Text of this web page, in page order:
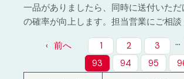
一品がありましたら、同時に送付いた
の確率が向上します。担当営業にご相談
前へ 1 2 3 …
93
94 95